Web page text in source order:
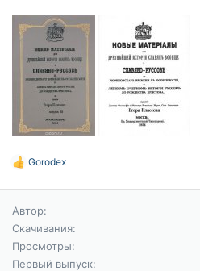
Р
а
к
ц
и
и
:
Gorodex
Автор
Скачивания
Просмотры
Первый выпуск